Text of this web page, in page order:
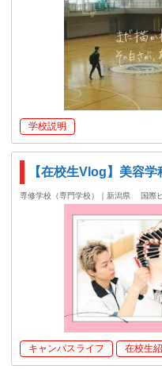
学校説明
【在校生Vlog】美容
専修学校（専門学校）｜新潟県 国際
キャンパスライフ 在校生